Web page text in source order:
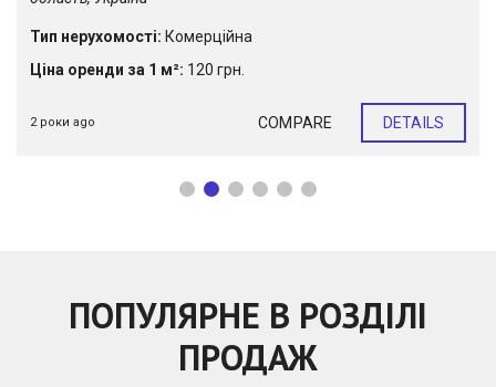
Тип нерухомості: Комерційна
Ціна оренди за 1 м²: 120 грн.
2 роки ago COMPARE DETAILS
ПОПУЛЯРНЕ В РОЗДІЛІ
ПРОДАЖ